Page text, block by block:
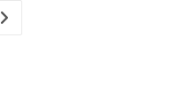
Ir para a próxima página